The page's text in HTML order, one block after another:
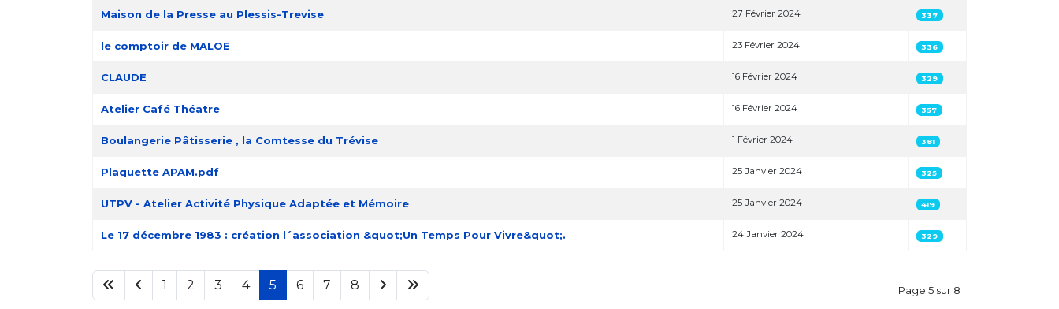
Maison de la Presse au Plessis-Trevise 27 Février 2024 337
le comptoir de MALOE 23 Février 2024 336
CLAUDE 16 Février 2024 329
Atelier Café Théatre 16 Février 2024 357
Boulangerie Pâtisserie , la Comtesse du Trévise 1 Février 2024 381
Plaquette APAM.pdf 25 Janvier 2024 325
UTPV - Atelier Activité Physique Adaptée et Mémoire 25 Janvier 2024 419
Le 17 décembre 1983 : création l´association &quot;Un Temps Pour Vivre&quot;. 24 Janvier 2024 329
Page 5 sur 8
1 2 3 4 5 6 7 8